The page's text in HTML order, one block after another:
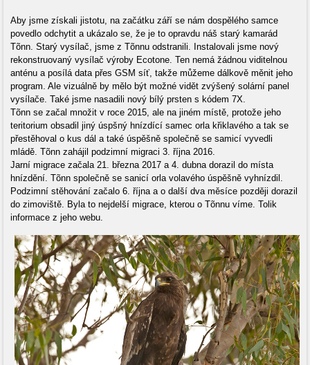
Aby jsme získali jistotu, na začátku září se nám dospělého samce
povedlo odchytit a ukázalo se, že je to opravdu náš starý kamarád
Tõnn. Starý vysílač, jsme z Tõnnu odstranili. Instalovali jsme nový
rekonstruovaný vysílač výroby Ecotone. Ten nemá žádnou viditelnou
anténu a posílá data přes GSM síť, takže můžeme dálkově měnit jeho
program. Ale vizuálně by mělo být možné vidět zvýšený solární panel
vysílače. Také jsme nasadili nový bílý prsten s kódem 7X.
Tõnn se začal množit v roce 2015, ale na jiném místě, protože jeho
teritorium obsadil jiný úspšný hnízdící samec orla křiklavého a tak se
přestěhoval o kus dál a také úspěšně společně se samicí vyvedli
mládě. Tõnn zahájil podzimní migraci 3. října 2016.
Jarní migrace začala 21. března 2017 a 4. dubna dorazil do místa
hnízdění. Tõnn společně se sanicí orla volavého úspěšně vyhnízdil.
Podzimní stěhování začalo 6. října a o další dva měsíce později dorazil
do zimoviště. Byla to nejdelší migrace, kterou o Tõnnu víme. Tolik
informace z jeho webu.